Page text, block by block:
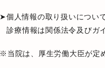
➤個人情報の取り扱いについ
診療情報は関係法令及びガ
※当院は、厚生労働大臣が定